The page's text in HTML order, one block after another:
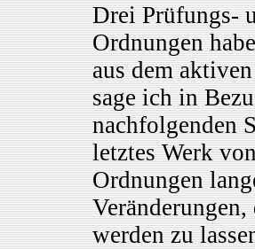
Drei Prüfungs-
Ordnungen
aus dem
sage ich in
nachfolgenden
letztes Werk
Ordnungen
werden zu